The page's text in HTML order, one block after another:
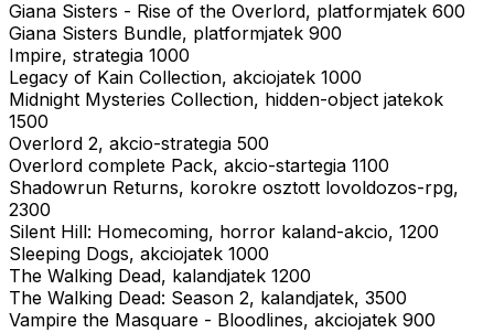
Giana Sisters - Rise of the Overlord, platformjatek 600
Giana Sisters Bundle, platformjatek 900
Impire, strategia 1000
Legacy of Kain Collection, akciojatek 1000
Midnight Mysteries Collection, hidden-object jatekok
1500
Overlord 2, akcio-strategia 500
Overlord complete Pack, akcio-startegia 1100
Shadowrun Returns, korokre osztott lovoldozos-rpg,
2300
Silent Hill: Homecoming, horror kaland-akcio, 1200
Sleeping Dogs, akciojatek 1000
The Walking Dead, kalandjatek 1200
The Walking Dead: Season 2, kalandjatek, 3500
Vampire the Masquare - Bloodlines, akciojatek 900